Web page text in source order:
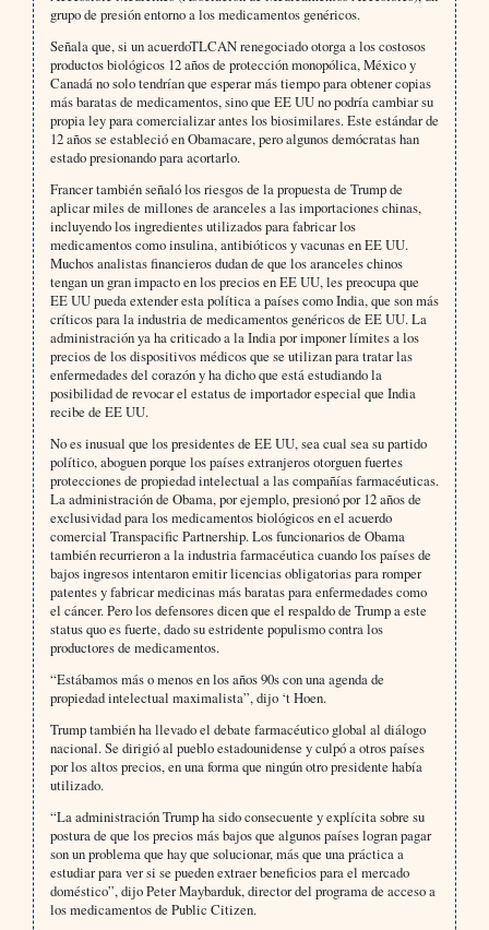
grupo de presión entorno a los medicamentos genéricos.
Señala que, si un acuerdoTLCAN renegociado otorga a los costosos
productos biológicos 12 años de protección monopólica, México y
Canadá no solo tendrían que esperar más tiempo para obtener copias
más baratas de medicamentos, sino que EE UU no podría cambiar su
propia ley para comercializar antes los biosimilares. Este estándar de
12 años se estableció en Obamacare, pero algunos demócratas han
estado presionando para acortarlo.
Francer también señaló los riesgos de la propuesta de Trump de
aplicar miles de millones de aranceles a las importaciones chinas,
incluyendo los ingredientes utilizados para fabricar los
medicamentos como insulina, antibióticos y vacunas en EE UU.
Muchos analistas financieros dudan de que los aranceles chinos
tengan un gran impacto en los precios en EE UU, les preocupa que
EE UU pueda extender esta política a países como India, que son más
críticos para la industria de medicamentos genéricos de EE UU. La
administración ya ha criticado a la India por imponer límites a los
precios de los dispositivos médicos que se utilizan para tratar las
enfermedades del corazón y ha dicho que está estudiando la
posibilidad de revocar el estatus de importador especial que India
recibe de EE UU.
No es inusual que los presidentes de EE UU, sea cual sea su partido
político, aboguen porque los países extranjeros otorguen fuertes
protecciones de propiedad intelectual a las compañías farmacéuticas.
La administración de Obama, por ejemplo, presionó por 12 años de
exclusividad para los medicamentos biológicos en el acuerdo
comercial Transpacific Partnership. Los funcionarios de Obama
también recurrieron a la industria farmacéutica cuando los países de
bajos ingresos intentaron emitir licencias obligatorias para romper
patentes y fabricar medicinas más baratas para enfermedades como
el cáncer. Pero los defensores dicen que el respaldo de Trump a este
status quo es fuerte, dado su estridente populismo contra los
productores de medicamentos.
“Estábamos más o menos en los años 90s con una agenda de
propiedad intelectual maximalista”, dijo ‘t Hoen.
Trump también ha llevado el debate farmacéutico global al diálogo
nacional. Se dirigió al pueblo estadounidense y culpó a otros países
por los altos precios, en una forma que ningún otro presidente había
utilizado.
“La administración Trump ha sido consecuente y explícita sobre su
postura de que los precios más bajos que algunos países logran pagar
son un problema que hay que solucionar, más que una práctica a
estudiar para ver si se pueden extraer beneficios para el mercado
doméstico”, dijo Peter Maybarduk, director del programa de acceso a
los medicamentos de Public Citizen.